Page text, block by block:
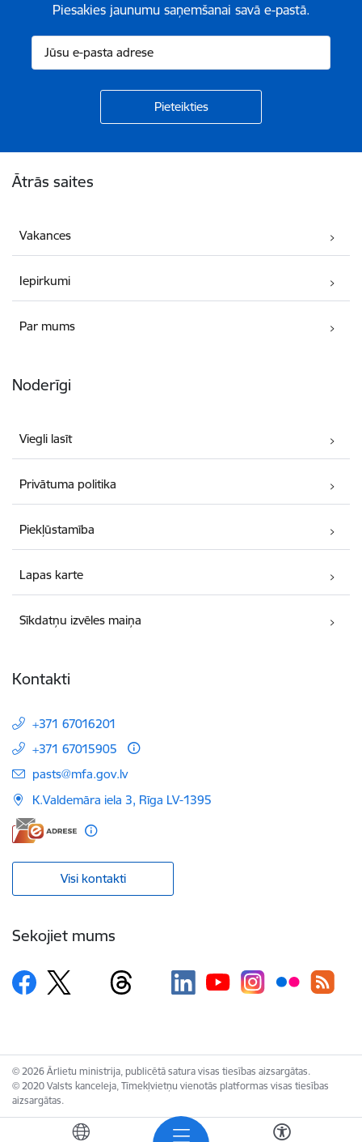
Piesakies jaunumu saņemšanai savā e-pastā.
Ātrās saites
Vakances
Iepirkumi
Par mums
Noderīgi
Viegli lasīt
Privātuma politika
Piekļūstamība
Lapas karte
Sīkdatņu izvēles maiņa
Kontakti
+371 67016201
+371 67015905
E-pasts:
pasts@mfa.gov.lv
K.Valdemāra iela 3, Rīga LV-1395
Visi kontakti
Sekojiet mums
© 2026 Ārlietu ministrija, publicētā satura visas tiesības aizsargātas.
© 2020 Valsts kanceleja, Tīmekļvietņu vienotās platformas visas tiesības
aizsargātas.